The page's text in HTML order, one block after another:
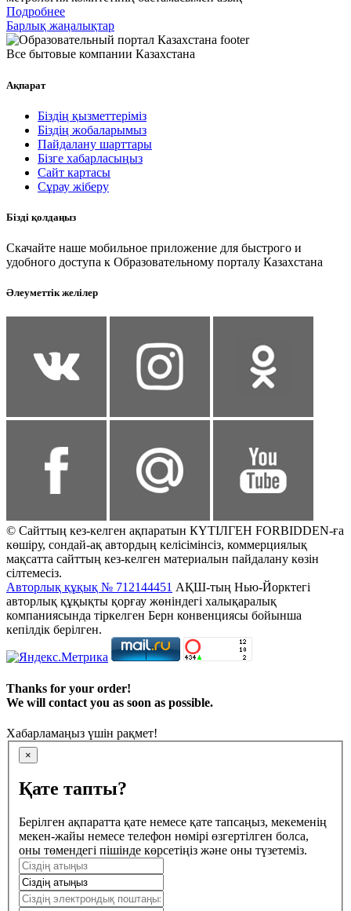
Подробнее
Барлық жаңалықтар
Все бытовые компании Казахстана
Ақпарат
Біздің қызметтеріміз
Біздің жобаларымыз
Пайдалану шарттары
Бізге хабарласыңыз
Сайт картасы
Сұрау жіберу
Бізді қолдаңыз
Скачайте наше мобильное приложение для быстрого и
удобного доступа к Образовательному порталу Казахстана
Әлеуметтік желілер
© Сайттың кез-келген ақпаратын КҮТІЛГЕН FORBIDDEN-ға
көшіру, сондай-ақ автордың келісімінсіз, коммерциялық
мақсатта сайттың кез-келген материалын пайдалану көзін
сілтемесіз.
Авторлық құқық № 712144451 АҚШ-тың Нью-Йорктегі
авторлық құқықты қорғау жөніндегі халықаралық
компаниясында тіркелген Берн конвенциясы бойынша
кепілдік берілген.
Thanks for your order!
We will contact you as soon as possible.
Хабарламаңыз үшін рақмет!
×
Қате тапты?
Берілген ақпаратта қате немесе қате тапсаңыз, мекеменің
мекен-жайы немесе телефон нөмірі өзгертілген болса,
оны төмендегі пішінде көрсетіңіз және оны түзетеміз.